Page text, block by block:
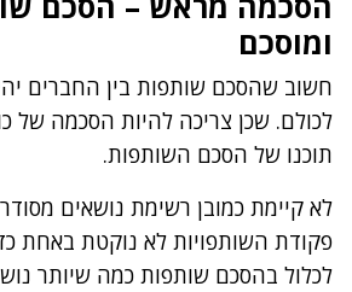
ומוסכם
חשוב שהסכם שותפות בין החברים
לכולם. שכן צריכה להיות הסכמה של
תוכנו של הסכם השותפות.
לא קיימת כמובן רשימת נושאים
פקודת השותפויות לא נוקטת באחת
לכלול בהסכם שותפות כמה שיותר